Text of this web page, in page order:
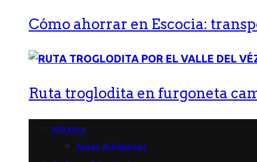
Cómo ahorrar en Escocia:
Ruta troglodita en furgoneta
Albania
Alpes Albaneses